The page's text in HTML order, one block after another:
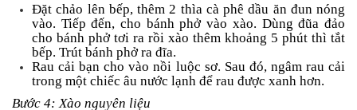
Đặt chảo lên bếp, thêm 2 thìa cà phê dầu ăn đun nóng
vào. Tiếp đến, cho bánh phở vào xào. Dùng đũa đảo
cho bánh phở tơi ra rồi xào thêm khoảng 5 phút thì tắt
bếp. Trút bánh phở ra đĩa.
Rau cải bạn cho vào nồi luộc sơ. Sau đó, ngâm rau cải
trong một chiếc âu nước lạnh để rau được xanh hơn.
Bước 4: Xào nguyên liệu